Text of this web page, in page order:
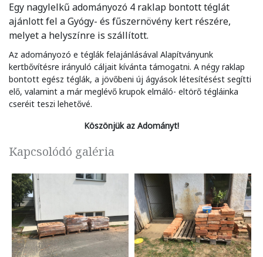
Egy nagylelkű adományozó 4 raklap bontott téglát
ajánlott fel a Gyógy- és fűszernövény kert részére,
melyet a helyszínre is szállított.
Az adományozó e téglák felajánlásával Alapítványunk
kertbővítésre irányuló cáljait kívánta támogatni. A négy raklap
bontott egész téglák, a jövőbeni új ágyások létesítésést segítti
elő, valamint a már meglévő krupok elmáló- eltörő tégláinka
cseréit teszi lehetővé.
Köszönjük az Adományt!
Kapcsolódó galéria